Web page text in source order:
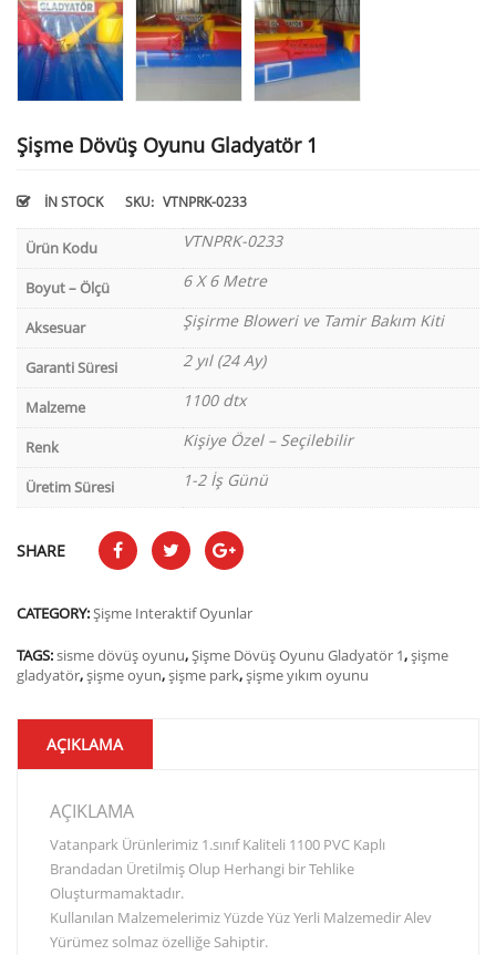
Şişme Dövüş Oyunu Gladyatör 1
IN STOCK SKU: VTNPRK-0233
Ürün Kodu VTNPRK-0233
Boyut – Ölçü 6 X 6 Metre
Aksesuar Şişirme Bloweri ve Tamir Bakım Kiti
Garanti Süresi 2 yıl (24 Ay)
Malzeme 1100 dtx
Renk Kişiye Özel – Seçilebilir
Üretim Süresi 1-2 İş Günü
SHARE
CATEGORY:Şişme Interaktif Oyunlar
TAGS:sisme dövüş oyunu,Şişme Dövüş Oyunu Gladyatör 1,şişme
gladyatör,şişme oyun,şişme park,şişme yıkım oyunu
AÇIKLAMA
AÇIKLAMA
Vatanpark Ürünlerimiz 1.sınıf Kaliteli 1100 PVC Kaplı
Brandadan Üretilmiş Olup Herhangi bir Tehlike
Oluşturmamaktadır.
Kullanılan Malzemelerimiz Yüzde Yüz Yerli Malzemedir Alev
Yürümez solmaz özelliğe Sahiptir.